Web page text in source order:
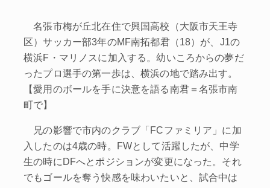
名張市梅が丘北在住で興国高校（大阪市天王寺
区）サッカー部3年のMF南拓都君（18）が、J1の
横浜F・マリノスに加入する。幼いころからの夢だ
ったプロ選手の第一歩は、横浜の地で踏み出す。
【愛用のボールを手に決意を語る南君＝名張市南
町で】
兄の影響で市内のクラブ「FCファミリア」に加
入したのは4歳の時。FWとして活躍したが、中学
生の時にDFへとポジションが変更になった。それ
でもゴールを奪う快感を味わいたいと、試合中は